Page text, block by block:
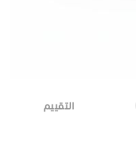
التقييم